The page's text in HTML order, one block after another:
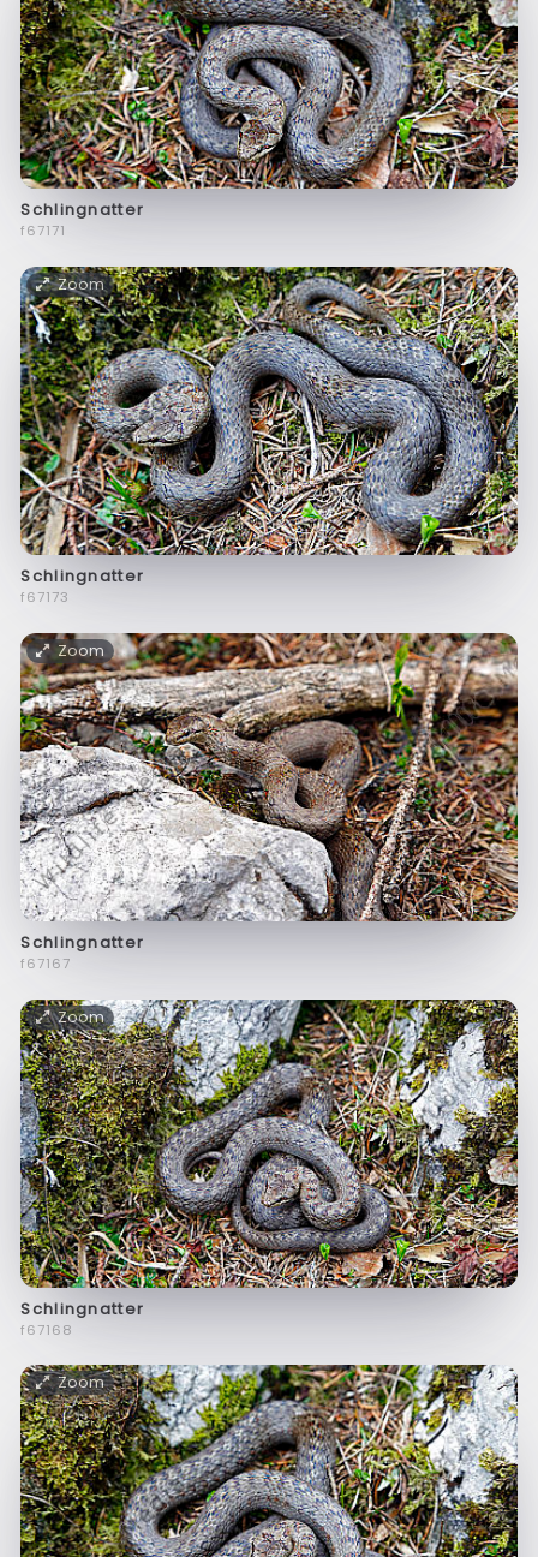
Schlingnatter
f67171
Zoom
Schlingnatter
f67173
Zoom
Schlingnatter
f67167
Zoom
Schlingnatter
f67168
Zoom